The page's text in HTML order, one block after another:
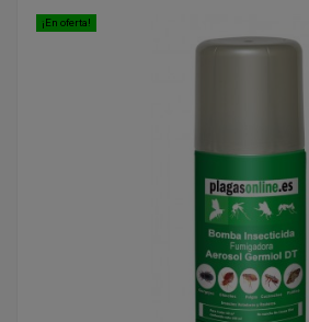
¡En oferta!